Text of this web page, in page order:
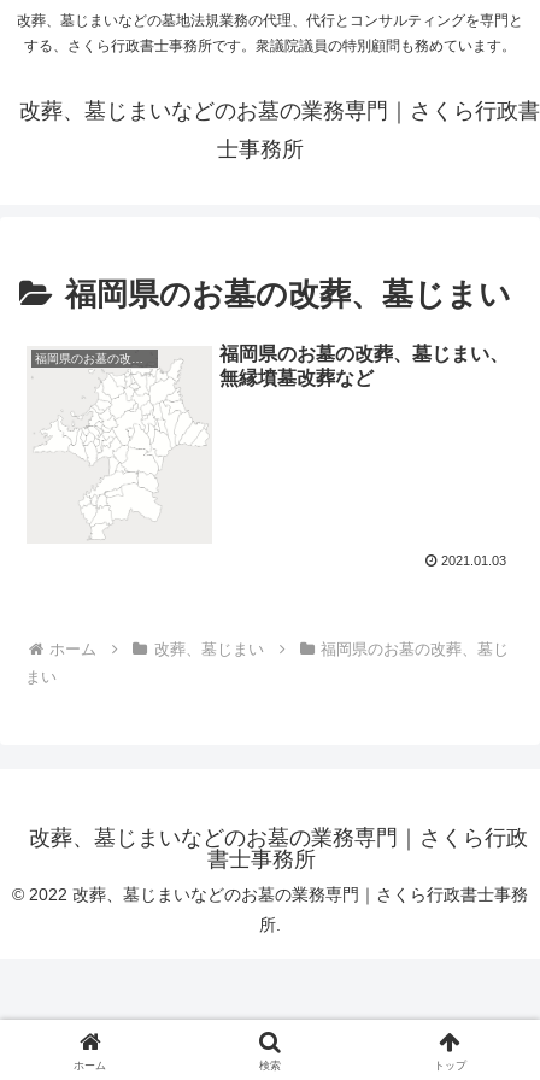
改葬、墓じまいなどの墓地法規業務の代理、代行とコンサルティングを専門と
する、さくら行政書士事務所です。衆議院議員の特別顧問も務めています。
改葬、墓じまいなどのお墓の業務専門｜さくら行政書
士事務所
福岡県のお墓の改葬、墓じまい
福岡県のお墓の改葬、墓じまい、
無縁墳墓改葬など
2021.01.03
ホーム 改葬、墓じまい
福岡県のお墓の改葬、墓じ
まい
改葬、墓じまいなどのお墓の業務専門｜さくら行政
書士事務所
© 2022 改葬、墓じまいなどのお墓の業務専門｜さくら行政書士事務
所.
ホーム 検索 トップ